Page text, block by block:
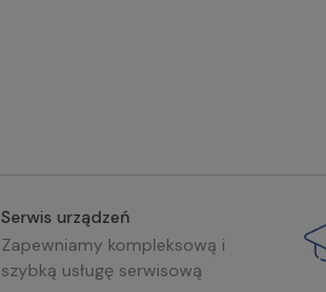
Serwis urządzeń
Zapewniamy kompleksową i
szybką usługę serwisową